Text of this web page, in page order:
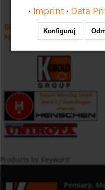
Bezkontaktowy radarowy
NRE
Products by Keyword
Pomiary,
· Imprint · Data
Konfiguruj